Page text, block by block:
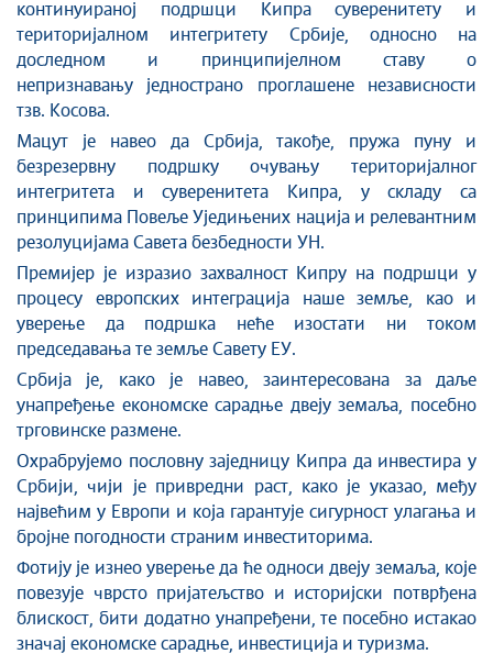
континуираној подршци Кипра суверенитету и
територијалном интегритету Србије, односно на
доследном и принципијелном ставу о
непризнавању једнострано проглашене независности
тзв. Косова.
Мацут је навео да Србија, такође, пружа пуну и
безрезервну подршку очувању територијалног
интегритета и суверенитета Кипра, у складу са
принципима Повеље Уједињених нација и релевантним
резолуцијама Савета безбедности УН.
Премијер је изразио захвалност Кипру на подршци у
процесу европских интеграција наше земље, као и
уверење да подршка неће изостати ни током
председавања те земље Савету ЕУ.
Србија је, како је навео, заинтересована за даље
унапређење економске сарадње двеју земаља, посебно
трговинске размене.
Охрабрујемо пословну заједницу Кипра да инвестира у
Србији, чији је привредни раст, како је указао, међу
највећим у Европи и која гарантује сигурност улагања и
бројне погодности страним инвеститорима.
Фотију је изнео уверење да ће односи двеју земаља, које
повезује чврсто пријатељство и историјски потврђена
блискост, бити додатно унапређени, те посебно истакао
значај економске сарадње, инвестиција и туризма.